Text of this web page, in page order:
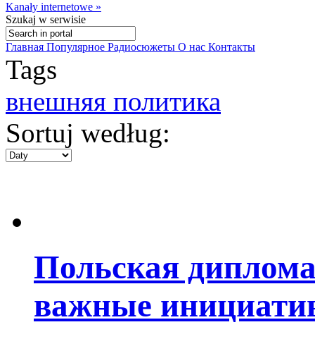
Kanały internetowe »
Szukaj w serwisie
Главная Популярное Радиосюжеты О нас Контакты
Tags
внешняя политика
Sortuj według:
Польская
важные